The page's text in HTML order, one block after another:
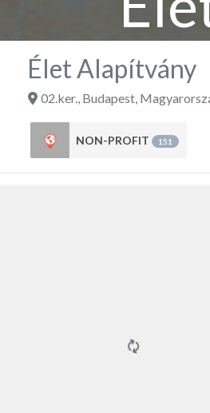
Élet Alapítvány
02.ker., Budapest,
NON-PROFIT 151